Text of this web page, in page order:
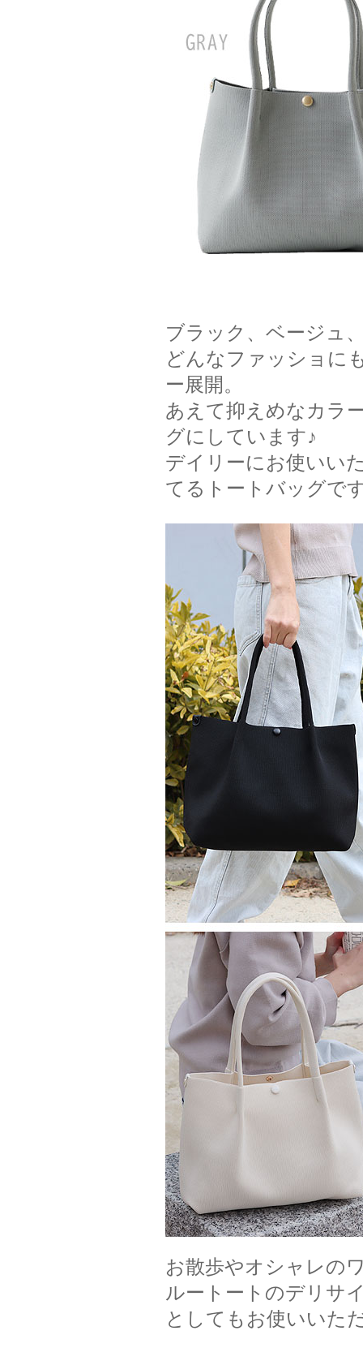
ブラック、ベージュ
どんなファッショに
ー展開。
あえて抑えめなカラ
グにしています♪
デイリーにお使いい
てるトートバッグで
お散歩やオシャレの
ルートートのデリサ
としてもお使いいた